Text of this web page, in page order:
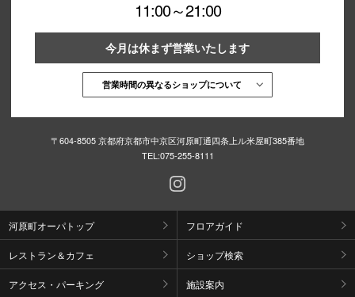
11:00～21:00
今月は休まず営業いたします
営業時間の異なるショップについて
〒604-8505 京都府京都市中京区河原町通四条上ル米屋町385番地
TEL:075-255-8111
河原町オーパトップ フロアガイド
レストラン＆カフェ ショップ検索
アクセス・パーキング 施設案内